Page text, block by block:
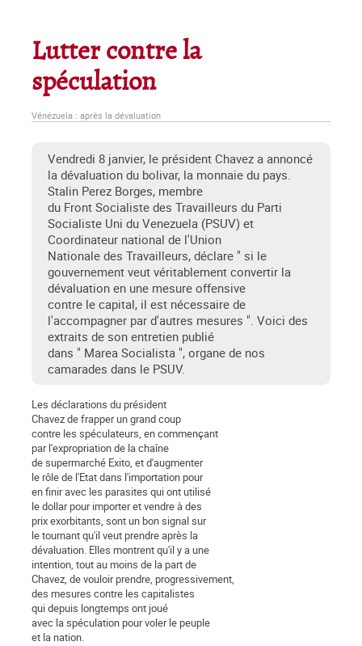
Lutter contre la
spéculation
Vénézuela : après la dévaluation
Vendredi 8 janvier, le président Chavez a annoncé
la dévaluation du bolivar, la monnaie du pays.
Stalin Perez Borges, membre
du Front Socialiste des Travailleurs du Parti
Socialiste Uni du Venezuela (PSUV) et
Coordinateur national de l'Union
Nationale des Travailleurs, déclare " si le
gouvernement veut véritablement convertir la
dévaluation en une mesure offensive
contre le capital, il est nécessaire de
l'accompagner par d'autres mesures ". Voici des
extraits de son entretien publié
dans " Marea Socialista ", organe de nos
camarades dans le PSUV.
Les déclarations du président
Chavez de frapper un grand coup
contre les spéculateurs, en commençant
par l'expropriation de la chaîne
de supermarché Exito, et d'augmenter
le rôle de l'Etat dans l'importation pour
en finir avec les parasites qui ont utilisé
le dollar pour importer et vendre à des
prix exorbitants, sont un bon signal sur
le tournant qu'il veut prendre après la
dévaluation. Elles montrent qu'il y a une
intention, tout au moins de la part de
Chavez, de vouloir prendre, progressivement,
des mesures contre les capitalistes
qui depuis longtemps ont joué
avec la spéculation pour voler le peuple
et la nation.